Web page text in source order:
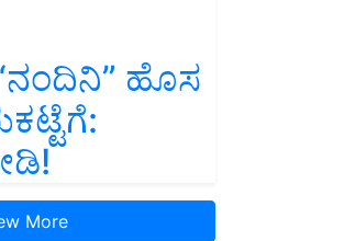
ಹೊಸ
More